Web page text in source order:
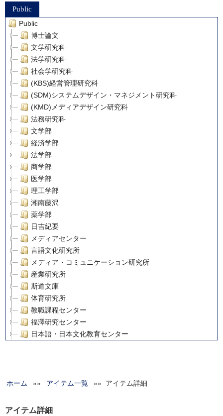
Public
Public
博士論文
文学研究科
法学研究科
社会学研究科
(KBS)経営管理研究科
(SDM)システムデザイン・マネジメント研究科
(KMD)メディアデザイン研究科
法務研究科
文学部
経済学部
法学部
商学部
医学部
理工学部
湘南藤沢
薬学部
日吉紀要
メディアセンター
言語文化研究所
メディア・コミュニケーション研究所
産業研究所
斯道文庫
体育研究所
教職課程センター
福澤研究センター
日本語・日本文化教育センター
グローバルリサーチインスティテュート
科学研究費補助金研究成果報告書
ホーム »» アイテム一覧 »» アイテム詳細
アイテム詳細